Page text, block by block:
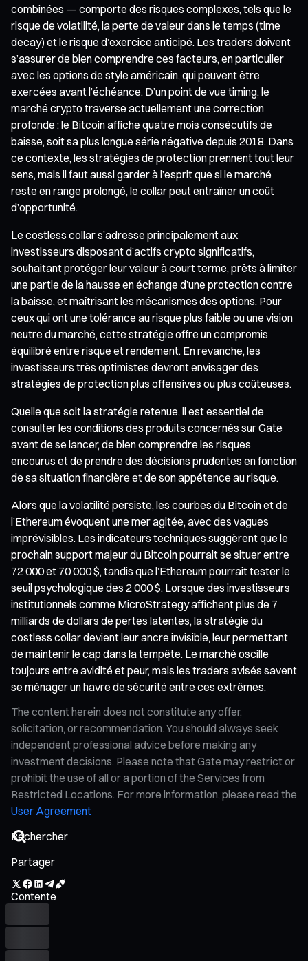
combinées — comporte des risques complexes, tels que le
risque de volatilité, la perte de valeur dans le temps (time
decay) et le risque d’exercice anticipé. Les traders doivent
s’assurer de bien comprendre ces facteurs, en particulier
avec les options de style américain, qui peuvent être
exercées avant l’échéance. D’un point de vue timing, le
marché crypto traverse actuellement une correction
profonde : le Bitcoin affiche quatre mois consécutifs de
baisse, soit sa plus longue série négative depuis 2018. Dans
ce contexte, les stratégies de protection prennent tout leur
sens, mais il faut aussi garder à l’esprit que si le marché
reste en range prolongé, le collar peut entraîner un coût
d’opportunité.
Le costless collar s’adresse principalement aux
investisseurs disposant d’actifs crypto significatifs,
souhaitant protéger leur valeur à court terme, prêts à limiter
une partie de la hausse en échange d’une protection contre
la baisse, et maîtrisant les mécanismes des options. Pour
ceux qui ont une tolérance au risque plus faible ou une vision
neutre du marché, cette stratégie offre un compromis
équilibré entre risque et rendement. En revanche, les
investisseurs très optimistes devront envisager des
stratégies de protection plus offensives ou plus coûteuses.
Quelle que soit la stratégie retenue, il est essentiel de
consulter les conditions des produits concernés sur Gate
avant de se lancer, de bien comprendre les risques
encourus et de prendre des décisions prudentes en fonction
de sa situation financière et de son appétence au risque.
Alors que la volatilité persiste, les courbes du Bitcoin et de
l’Ethereum évoquent une mer agitée, avec des vagues
imprévisibles. Les indicateurs techniques suggèrent que le
prochain support majeur du Bitcoin pourrait se situer entre
72 000 et 70 000 $, tandis que l’Ethereum pourrait tester le
seuil psychologique des 2 000 $. Lorsque des investisseurs
institutionnels comme MicroStrategy affichent plus de 7
milliards de dollars de pertes latentes, la stratégie du
costless collar devient leur ancre invisible, leur permettant
de maintenir le cap dans la tempête. Le marché oscille
toujours entre avidité et peur, mais les traders avisés savent
se ménager un havre de sécurité entre ces extrêmes.
The content herein does not constitute any offer,
solicitation, or recommendation. You should always seek
independent professional advice before making any
investment decisions. Please note that Gate may restrict or
prohibit the use of all or a portion of the Services from
Restricted Locations. For more information, please read the
User Agreement
Partager
Contente